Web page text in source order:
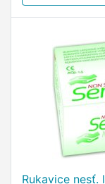
Rukavice nesť.